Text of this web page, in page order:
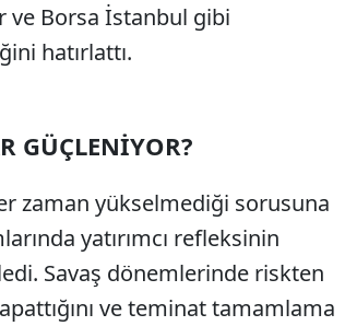
ve Borsa İstanbul gibi
hatırlattı.
GÜÇLENİYOR?
zaman yükselmediği sorusuna
yatırımcı refleksinin
Savaş dönemlerinde riskten
ve teminat tamamlama